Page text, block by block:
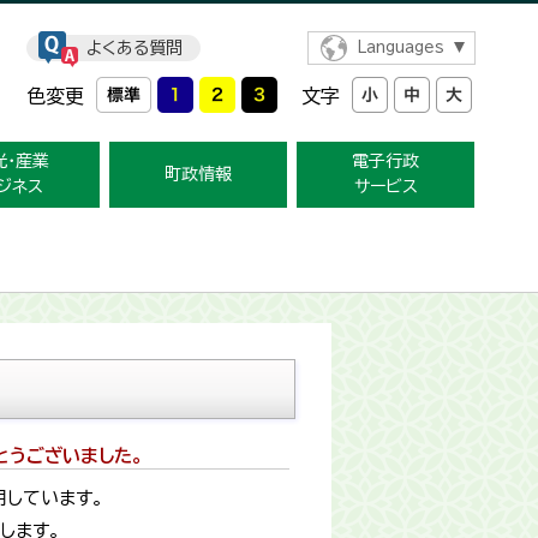
よくある質問 Languages
色変更 文字
・産業
ネス
町政情報
電子行政
サービス
ございました。
ています。
ます。